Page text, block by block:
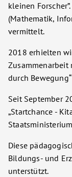
kleinen
(Mathematik,
vermittelt.
2018 erhielten
Zusammenarbeit
durch
Seit September
„Startchance -
Diese
Bildungs- und
unterstützt.